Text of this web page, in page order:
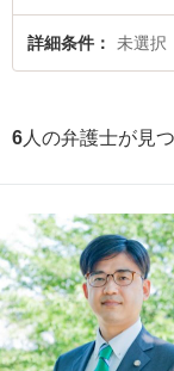
でDV離婚を法律相談で
お困りの相談者さんにお
詳細条件 未選択
6 人の弁護士が見